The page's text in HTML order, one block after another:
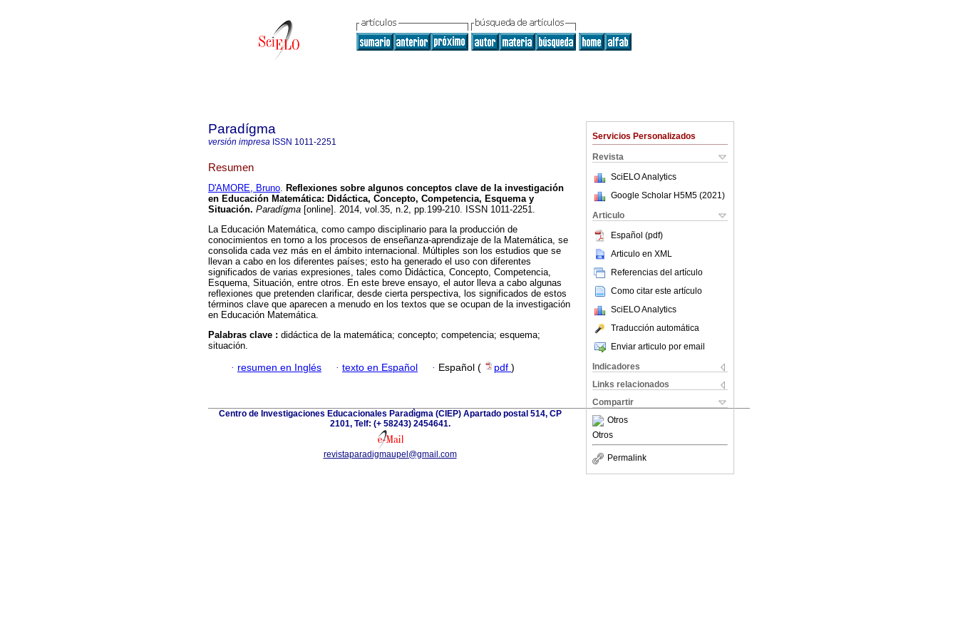
Servicios Personalizados
Revista
SciELO Analytics
Google Scholar H5M5 (2021 )
Articulo
Español (pdf)
Articulo en XML
Referencias del artículo
Como citar este artículo
SciELO Analytics
Traducción automática
Enviar articulo por email
Indicadores
Links relacionados
Compartir
Otros
Otros
Permalink
Paradígma
versión impresa ISSN 1011-2251
Resumen
D'AMORE, Bruno. Reflexiones sobre algunos conceptos clave de la investigación
en Educación Matemática: Didáctica, Concepto, Competencia, Esquema y
Situación. Paradígma [online]. 2014, vol.35, n.2, pp.199-210. ISSN 1011-2251.
La Educación Matemática, como campo disciplinario para la producción de
conocimientos en torno a los procesos de enseñanza-aprendizaje de la Matemática, se
consolida cada vez más en el ámbito internacional. Múltiples son los estudios que se
llevan a cabo en los diferentes países; esto ha generado el uso con diferentes
significados de varias expresiones, tales como Didáctica, Concepto, Competencia,
Esquema, Situación, entre otros. En este breve ensayo, el autor lleva a cabo algunas
reflexiones que pretenden clarificar, desde cierta perspectiva, los significados de estos
términos clave que aparecen a menudo en los textos que se ocupan de la investigación
en Educación Matemática.
Palabras clave : didáctica de la matemática; concepto; competencia; esquema;
situación.
· resumen en Inglés · texto en Español · Español ( pdf )
Centro de Investigaciones Educacionales Paradìgma (CIEP) Apartado postal 514, CP
2101, Telf: (+ 58243) 2454641.
revistaparadigmaupel@gmail.com